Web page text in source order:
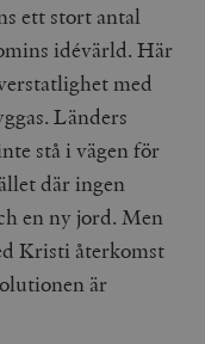
ett stort antal
idévärld. Här
med
Länders
stå i vägen för
där ingen
en ny jord. Men
Kristi återkomst
är